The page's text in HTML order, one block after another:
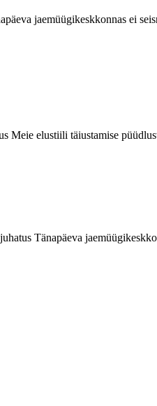
jaemüügikeskkonnas ei
Meie elustiili täiustamise
Tänapäeva